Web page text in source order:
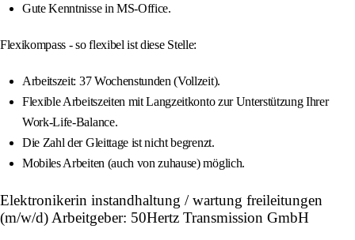
Gute Kenntnisse in MS-Office.
Flexikompass - so flexibel ist diese Stelle:
Arbeitszeit: 37 Wochenstunden (Vollzeit).
Flexible Arbeitszeiten mit Langzeitkonto zur Unterstützung Ihrer
Work-Life-Balance.
Die Zahl der Gleittage ist nicht begrenzt.
Mobiles Arbeiten (auch von zuhause) möglich.
Elektronikerin instandhaltung / wartung freileitungen
(m/w/d) Arbeitgeber: 50Hertz Transmission GmbH